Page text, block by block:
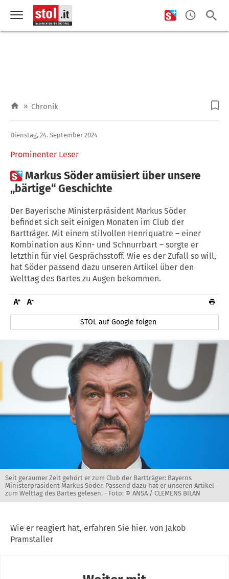
» Chronik
Prominenter Leser
Dienstag, 24. September 2024
Markus Söder amüsiert über unsere
„bärtige“ Geschichte
Der Bayerische Ministerpräsident Markus Söder
befindet sich seit einigen Monaten im Club der
Bartträger. Mit einem stilvollen Henriquatre – einer
Kombination aus Kinn- und Schnurrbart – sorgte er
letzthin für viel Gesprächsstoff. Wie es der Zufall so will,
hat Söder passend dazu unseren Artikel über den
Welttag des Bartes zu Augen bekommen.
STOL auf Google folgen
Seit geraumer Zeit gehört er zum Club der Bartträger: Bayerns
Ministerpräsident Markus Söder. Passend dazu hat er unseren Artikel
zum Welttag des Bartes gelesen. - Foto: © ANSA / CLEMENS BILAN
Wie er reagiert hat, erfahren Sie hier. von Jakob
Pramstaller